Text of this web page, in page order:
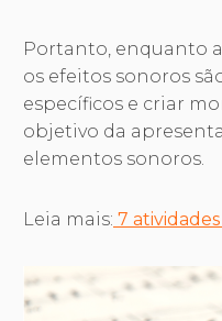
Portanto, enquanto
os efeitos sonoros
específicos e criar
objetivo da
elementos sonoros.
Leia mais: 7